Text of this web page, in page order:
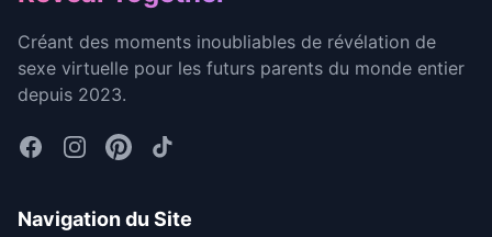
Créant des moments inoubliables de révélation de
sexe virtuelle pour les futurs parents du monde entier
depuis 2023.
Navigation du Site